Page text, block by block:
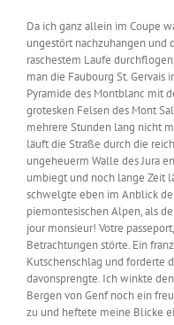
Da ich ganz allein im Coupe
ungestört nachzuhangen und
raschestem Laufe
man die Faubourg St. Gervais
Pyramide des Montblanc mit
grotesken Felsen des Mont
mehrere Stunden lang nicht
läuft die Straße durch die
ungeheuerm Walle des Jura
umbiegt und noch lange Zeit
schwelgte eben im Anblick
piemontesischen Alpen, als
jour monsieur! Votre
Betrachtungen störte. Ein
Kutschenschlag und forderte
davonsprengte. Ich winkte
Bergen von Genf noch ein
zu und heftete meine Blicke